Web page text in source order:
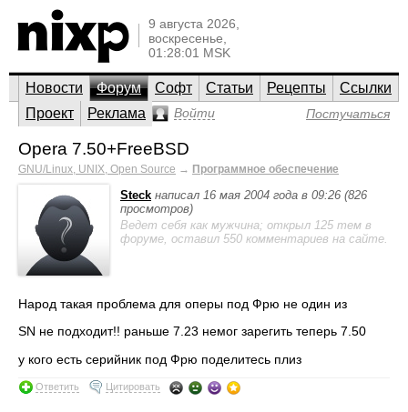
9 августа 2026,
воскресенье,
01:28:01 MSK
Новости Форум Софт Статьи Рецепты
Ссылки
Проект
Реклама Войти Постучаться
Opera 7.50+FreeBSD
GNU/Linux, UNIX, Open Source → Программное обеспечение
Steck написал 16 мая 2004 года в 09:26 (826
просмотров)
Ведет себя как мужчина; открыл 125 тем в
форуме, оставил 550 комментариев на сайте.
Народ такая проблема для оперы под Фрю не один из
SN не подходит!! раньше 7.23 немог зарегить теперь 7.50
у кого есть серийник под Фрю поделитесь плиз
Ответить Цитировать